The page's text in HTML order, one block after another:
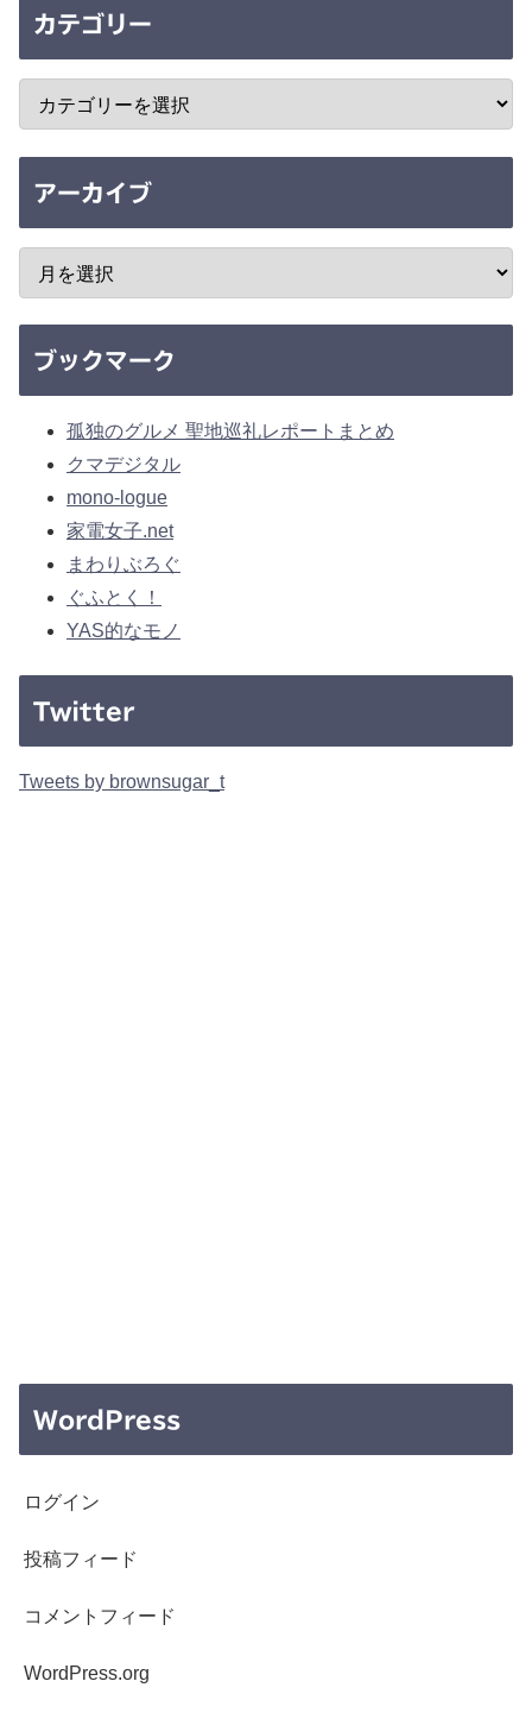
カテゴリー
アーカイブ
ブックマーク
孤独のグルメ 聖地巡礼レポートまとめ
クマデジタル
mono-logue
家電女子.net
まわりぶろぐ
ぐふとく！
YAS的なモノ
Twitter
Tweets by brownsugar_t
WordPress
ログイン
投稿フィード
コメントフィード
WordPress.org